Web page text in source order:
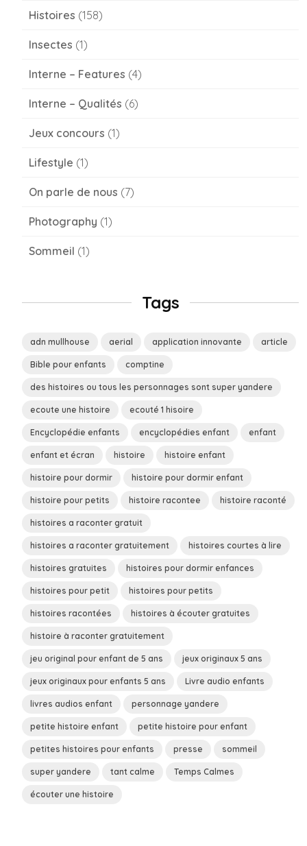
Histoires (158)
Insectes (1)
Interne – Features (4)
Interne – Qualités (6)
Jeux concours (1)
Lifestyle (1)
On parle de nous (7)
Photography (1)
Sommeil (1)
Tags
adn mullhouse aerial application innovante article
Bible pour enfants comptine
des histoires ou tous les personnages sont super yandere
ecoute une histoire ecouté 1 hisoire
Encyclopédie enfants encyclopédies enfant enfant
enfant et écran histoire histoire enfant
histoire pour dormir histoire pour dormir enfant
histoire pour petits histoire racontee histoire raconté
histoires a raconter gratuit
histoires a raconter gratuitement histoires courtes à lire
histoires gratuites histoires pour dormir enfances
histoires pour petit histoires pour petits
histoires racontées histoires à écouter gratuites
histoire à raconter gratuitement
jeu original pour enfant de 5 ans jeux originaux 5 ans
jeux originaux pour enfants 5 ans Livre audio enfants
livres audios enfant personnage yandere
petite histoire enfant petite histoire pour enfant
petites histoires pour enfants presse sommeil
super yandere tant calme Temps Calmes
écouter une histoire